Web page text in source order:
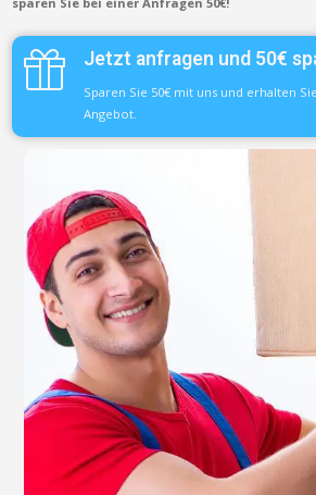
Jetzt anfragen und 50€
Sparen Sie 50€ mit uns und erhalten
Angebot.